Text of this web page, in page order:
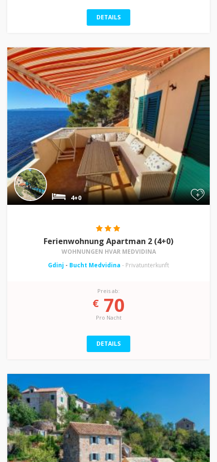
DETAILS
+
4+0
Ferienwohnung Apartman 2 (4+0)
WOHNUNGEN HVAR MEDVIDINA
Gdinj - Bucht Medvidina - Privatunterkunft
Preis ab:
€70
Pro Nacht
DETAILS